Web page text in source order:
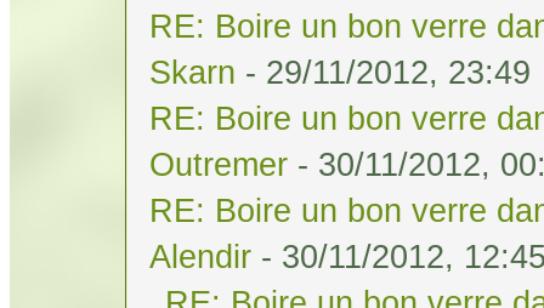
RE: Boire un bon verre
Skarn - 29/11/2012, 23:49
RE: Boire un bon verre
Outremer - 30/11/2012,
RE: Boire un bon verre
Alendir - 30/11/2012,